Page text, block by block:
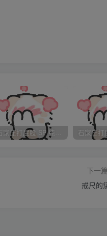
一下变得象晚上一样，没开
践。我们继续看电视，聊
那就现在实践。”我回答。
红了。最后我们达成协议，
垂下，结果妹妹让我往床里
驳，没经验的我只好顺着妹
石家庄打屁股 SP 纯实践
下一篇
戒尺的